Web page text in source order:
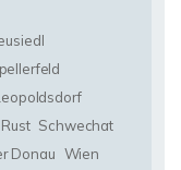
Rust Schwechat
Donau Wien